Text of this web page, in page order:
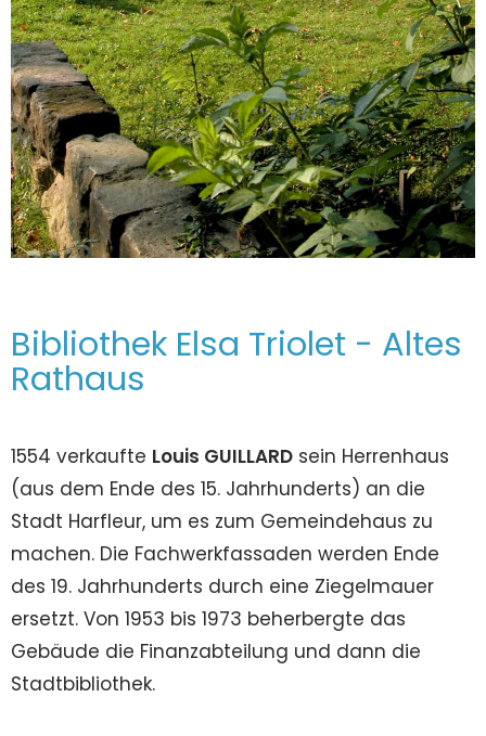
Bibliothek Elsa Triolet - Altes
Rathaus
1554 verkaufte Louis GUILLARD sein Herrenhaus
(aus dem Ende des 15. Jahrhunderts) an die
Stadt Harfleur, um es zum Gemeindehaus zu
machen. Die Fachwerkfassaden werden Ende
des 19. Jahrhunderts durch eine Ziegelmauer
ersetzt. Von 1953 bis 1973 beherbergte das
Gebäude die Finanzabteilung und dann die
Stadtbibliothek.